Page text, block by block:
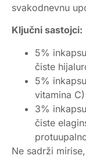
svakodnevnu
Ključni sastojci:
5%
čiste
5%
vitamina C)
3%
čiste
Ne sadrži